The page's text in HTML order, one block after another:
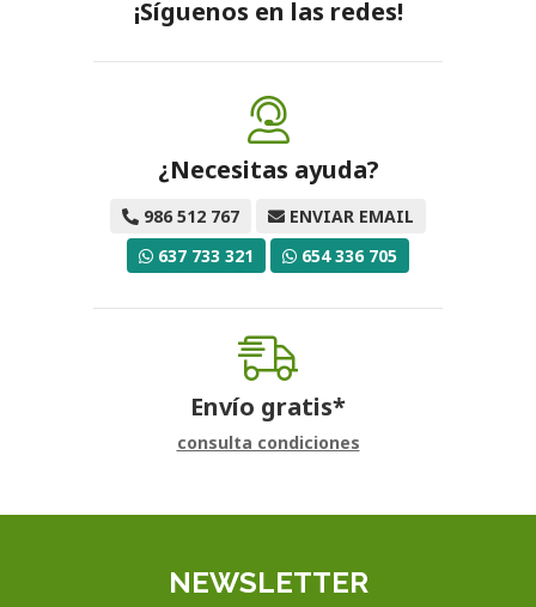
¡Síguenos en las redes!
¿Necesitas ayuda?
986 512 767
ENVIAR EMAIL
637 733 321
654 336 705
Envío gratis*
consulta condiciones
NEWSLETTER